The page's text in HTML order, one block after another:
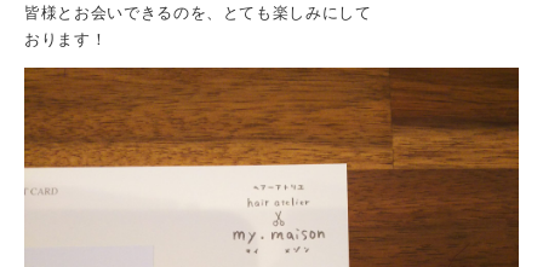
皆様とお会いできるのを、とても楽しみにして
おります！